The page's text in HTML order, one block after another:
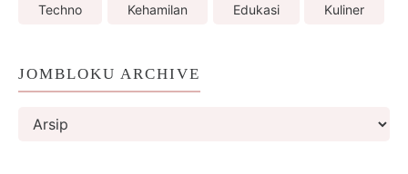
Techno Kehamilan Edukasi Kuliner
JOMBLOKU ARCHIVE